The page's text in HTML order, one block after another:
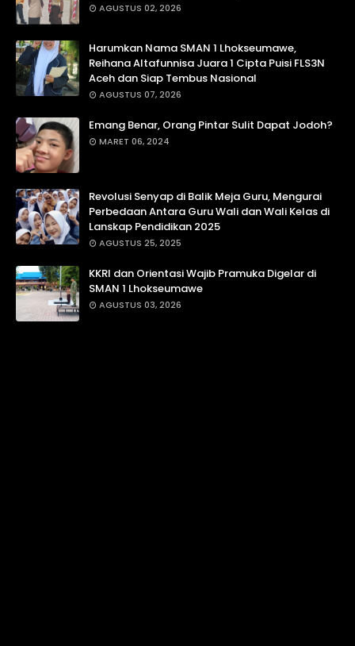
AGUSTUS 02, 2026
Harumkan Nama SMAN 1 Lhokseumawe,
Reihana Altafunnisa Juara 1 Cipta Puisi FLS3N
Aceh dan Siap Tembus Nasional
AGUSTUS 07, 2026
Emang Benar, Orang Pintar Sulit Dapat Jodoh?
MARET 06, 2024
Revolusi Senyap di Balik Meja Guru, Mengurai
Perbedaan Antara Guru Wali dan Wali Kelas di
Lanskap Pendidikan 2025
AGUSTUS 25, 2025
KKRI dan Orientasi Wajib Pramuka Digelar di
SMAN 1 Lhokseumawe
AGUSTUS 03, 2026